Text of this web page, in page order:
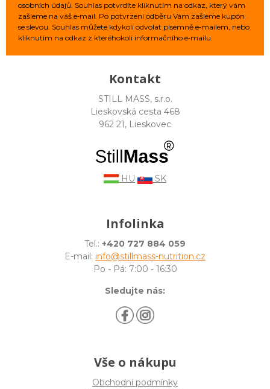
osobních údajů. Souhlas potvrdíte kliknutím na odkaz, který vám
zašleme na váš e‑mail. Po potvrzení odběru Vám zašleme kupón
se slevou. Souhlas můžete kdykoli odvolat písemně e‑mailem, nebo
kliknutím na odkaz z kteréhokoli informačního e‑mailu.
Kontakt
STILL MASS, s.r.o.
Lieskovská cesta 468
962 21, Lieskovec
HU SK
Infolinka
Tel.: +420 727 884 059
E-mail: info@stillmass-nutrition.cz
Po - Pá: 7:00 - 16:30
Sledujte nás:
Vše o nákupu
Obchodní podmínky